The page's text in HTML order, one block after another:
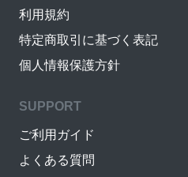
利用規約
特定商取引に基づく表記
個人情報保護方針
SUPPORT
ご利用ガイド
よくある質問